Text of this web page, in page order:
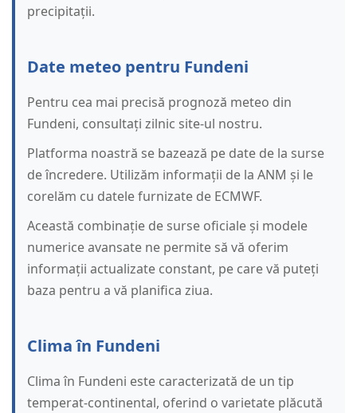
precipitații.
Date meteo pentru Fundeni
Pentru cea mai precisă prognoză meteo din
Fundeni, consultați zilnic site-ul nostru.
Platforma noastră se bazează pe date de la surse
de încredere. Utilizăm informații de la ANM și le
corelăm cu datele furnizate de ECMWF.
Această combinație de surse oficiale și modele
numerice avansate ne permite să vă oferim
informații actualizate constant, pe care vă puteți
baza pentru a vă planifica ziua.
Clima în Fundeni
Clima în Fundeni este caracterizată de un tip
temperat-continental, oferind o varietate plăcută